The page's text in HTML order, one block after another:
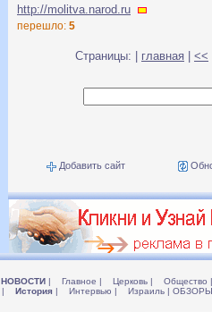
http://molitva.narod.ru
перешло: 5
Страницы: | главная <<
Добавить сайт
НОВОСТИ | Главное | Церковь | Общество |
| История | Интервью | Израиль |